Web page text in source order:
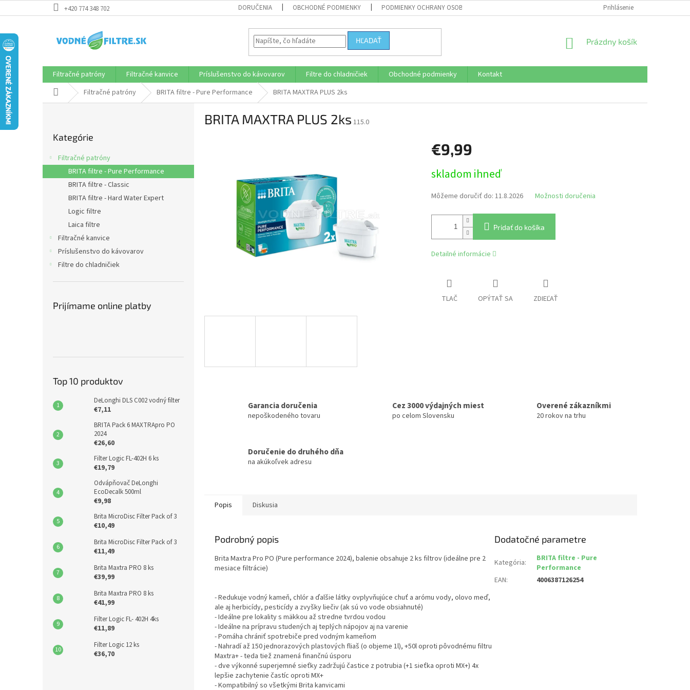
na
+420 774 348 702 DORUČENIA OBCHODNÉ PODMIENKY PODMIENKY OCHRANY OSOBNÝCH ÚDAJOV Prihlásenie
HĽADAŤ
NÁKUPNÝ
Prázdny košík
Filtračné patróny Filtračné kanvice Príslušenstvo do kávovarov Filtre do chladničiek Obchodné podmienky
Kontakt
DomovFiltračné patróny BRITA filtre - Pure Performance BRITA MAXTRA PLUS 2ks
p
a
kategórie
Kategórie
Filtračné patróny
BRITA filtre - Pure Performance
BRITA filtre - Classic
BRITA filtre - Hard Water Expert
Logic filtre
Laica filtre
Filtračné kanvice
Príslušenstvo do kávovarov
Filtre do chladničiek
Prijímame online platby
Top 10 produktov
DeLonghi DLS C002 vodný filter
€7,11
BRITA Pack 6 MAXTRApro PO
2024
€26,60
Filter Logic FL-402H 6 ks
€19,79
Odvápňovač DeLonghi
EcoDecalk 500ml
€9,98
Brita MicroDisc Filter Pack of 3
€10,49
Brita MicroDisc Filter Pack of 3
€11,49
Brita Maxtra PRO 8 ks
€39,99
Brita Maxtra PRO 8 ks
€41,99
Filter Logic FL- 402H 4ks
€11,89
Filter Logic 12 ks
€36,70
BRITA MAXTRA PLUS 2ks 115.0
€9,99
cena:
skladom ihneď
Môžeme doručiť do: 11.8.2026 Možnosti doručenia
Pridať do košíka
Detailné informácie
TLAČ OPÝTAŤ SA ZDIEĽAŤ
Garancia doručenia
nepoškodeného tovaru
Cez 3000 výdajných miest
po celom Slovensku
Overené zákazníkmi
20 rokov na trhu
Doručenie do druhého dňa
na akúkoľvek adresu
Popis Diskusia
Podrobný popis
Brita Maxtra Pro PO (Pure performance 2024), balenie obsahuje 2 ks filtrov (ideálne pre 2
mesiace filtrácie)
- Redukuje vodný kameň, chlór a ďalšie látky ovplyvňujúce chuť a arómu vody, olovo meď,
ale aj herbicídy, pesticídy a zvyšky liečiv (ak sú vo vode obsiahnuté)
- Ideálne pre lokality s mäkkou až stredne tvrdou vodou
- Ideálne na prípravu studených aj teplých nápojov aj na varenie
- Pomáha chrániť spotrebiče pred vodným kameňom
- Nahradí až 150 jednorazových plastových fliaš (o objeme 1l), +50l oproti pôvodnému filtru
Maxtra+ - teda tiež znamená finančnú úsporu
- dve výkonné superjemné sieťky zadržujú častice z potrubia (+1 sieťka oproti MX+) 4x
lepšie zachytenie častíc oproti MX+
- Kompatibilný so všetkými Brita kanvicami
Dodatočné parametre
Kategória:
BRITA filtre - Pure
Performance
EAN: 4006387126254